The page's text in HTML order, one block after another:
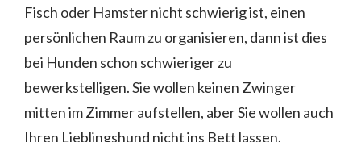
Fisch oder Hamster nicht schwierig ist, einen
persönlichen Raum zu organisieren, dann ist dies
bei Hunden schon schwieriger zu
bewerkstelligen. Sie wollen keinen Zwinger
mitten im Zimmer aufstellen, aber Sie wollen auch
Ihren Lieblingshund nicht ins Bett lassen.